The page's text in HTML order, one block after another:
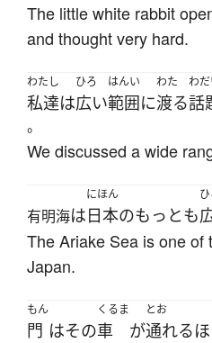
The little white rabbit
and thought very hard.
わたし
私達は
ひろ
広い
はんい
範囲に
わた
渡る
わ
話
。
We discussed a wide
有明海は
にほん
日本のもっとも
The Ariake Sea is one of
Japan.
もん
門 はその
くるま
車 が
とお
通れる